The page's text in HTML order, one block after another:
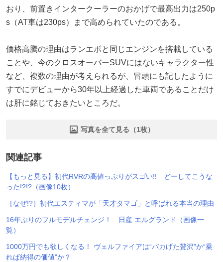
おり、前置きインタークーラーのおかげで最高出力は250p
s（AT車は230ps）まで高められていたのである。
価格高騰の理由はランエボと同じエンジンを搭載している
ことや、今のクロスオーバーSUVにはないキャラクター性
など、複数の理由が考えられるが、冒頭にも記したように
すでにデビューから30年以上経過した車両であることだけ
は肝に銘じておきたいところだ。
写真を全て見る（1枚）
関連記事
【もっと見る】初代RVRの高値っぷりがスゴい!! どーしてこうな
った!?!?（画像10枚）
［なぜ!?］初代エスティマが「天才タマゴ」と呼ばれる本当の理由
16年ぶりのフルモデルチェンジ！ 日産 エルグランド（画像一
覧）
1000万円でも欲しくなる！ ヴェルファイアは“バカげた贅沢”か“乗
れば納得の価値”か？